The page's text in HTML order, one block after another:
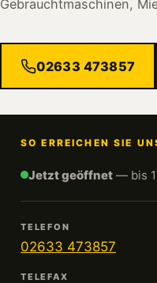
Gebrauchtmaschinen,
02633 473857
SO ERREICHEN SIE
Jetzt geöffnet — bis
TELEFON
02633 473857
TELEFAX